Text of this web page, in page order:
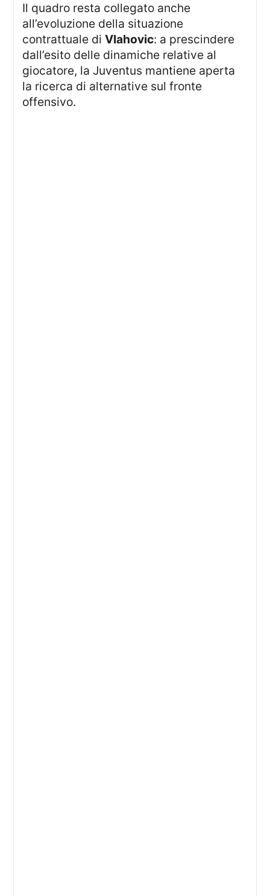
Il quadro resta collegato anche
all’evoluzione della situazione
contrattuale diVlahovic: a prescindere
dall’esito delle dinamiche relative al
giocatore, la Juventus mantiene aperta
la ricerca di alternative sul fronte
offensivo.